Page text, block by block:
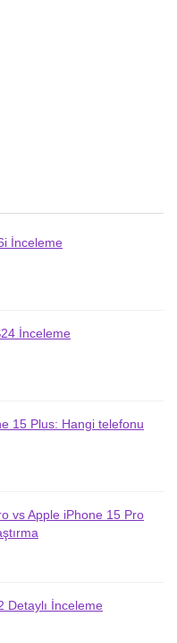
İnceleme
İnceleme
15 Plus: Hangi telefonu
vs Apple iPhone 15 Pro
Detaylı İnceleme